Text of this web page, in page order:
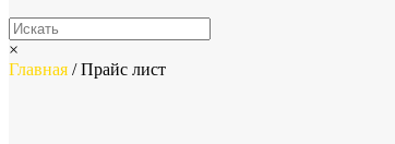
×
Главная / Прайс лист